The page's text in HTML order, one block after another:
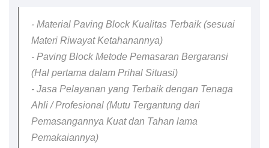
- Material Paving Block Kualitas Terbaik (sesuai
Materi Riwayat Ketahanannya)
- Paving Block Metode Pemasaran Bergaransi
(Hal pertama dalam Prihal Situasi)
- Jasa Pelayanan yang Terbaik dengan Tenaga
Ahli / Profesional (Mutu Tergantung dari
Pemasangannya Kuat dan Tahan lama
Pemakaiannya)